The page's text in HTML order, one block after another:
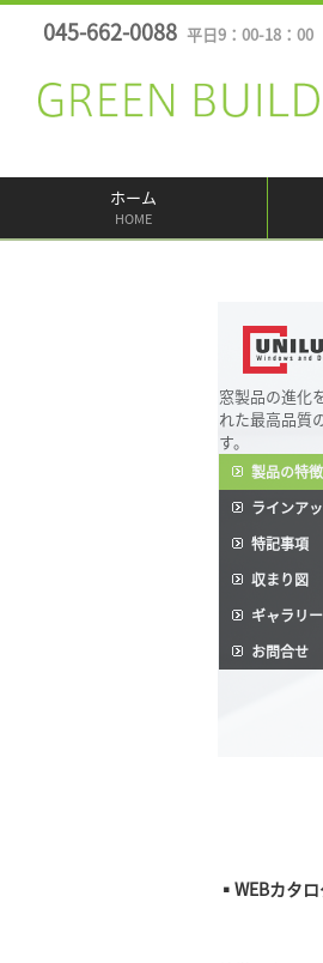
045-662-0088 平日9：00-18：00
ホーム
HOME
窓製品の進化
れた最高品質
す。
製品の特徴
ラインア
特記事項
収まり図
ギャラリー
お問合せ
▪WEBカタロ